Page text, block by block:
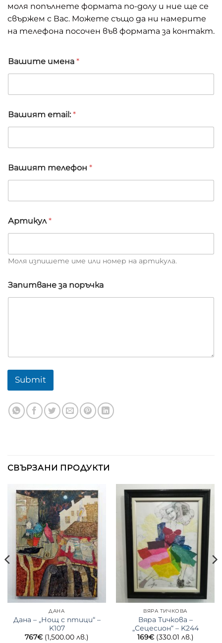
моля попълнете формата по-долу и ние ще се
свържем с Вас. Можете също да ни намерите
на телефона посочен във формата за контакт.
а
ш
я
п
о
р
ч
а
т
Вашите имена *
Вашият email: *
Вашият телефон *
Артикул*
Моля изпишете име или номер на артикула.
Запитване за поръчка
Submit
СВЪРЗАНИ ПРОДУКТИ
ДАНА
Дана – „Нощ с птици“ –
K107
767€ (1,500.00 лв.)
ВЯРА ТИЧКОВА
Вяра Тичкова –
„Сецесион“ – K244
169€ (330.01 лв.)